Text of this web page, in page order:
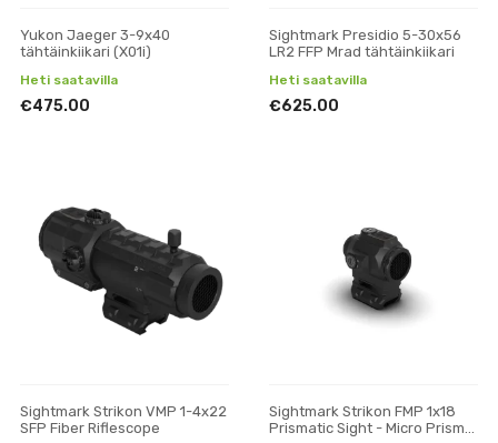
Yukon Jaeger 3-9x40
tähtäinkiikari (X01i)
Heti saatavilla
€475.00
Sightmark Presidio 5-30x56
LR2 FFP Mrad tähtäinkiikari
Heti saatavilla
€625.00
Sightmark Strikon VMP 1-4x22
SFP Fiber Riflescope
Sightmark Strikon FMP 1x18
Prismatic Sight - Micro Prism